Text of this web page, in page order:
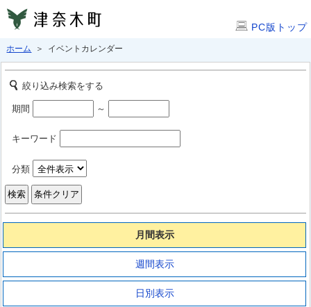
PC版トップ
ホーム ＞ イベントカレンダー
絞り込み検索をする
期間 ～
キーワード
分類
月間表示
週間表示
日別表示